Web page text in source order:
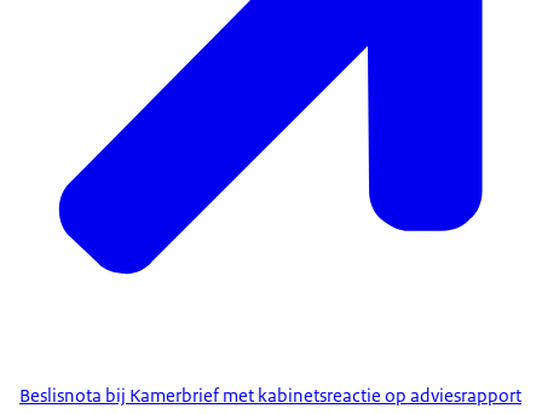
Beslisnota bij Kamerbrief met kabinetsreactie op adviesrapport